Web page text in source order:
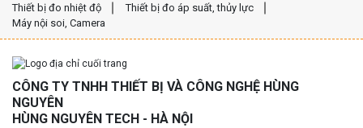
Thiết bị đo nhiệt độ
Thiết bị đo áp suất, thủy lực
Máy nội soi, Camera
CÔNG TY TNHH THIẾT BỊ VÀ CÔNG NGHỆ HÙNG
NGUYÊN
HÙNG NGUYÊN TECH - HÀ NỘI